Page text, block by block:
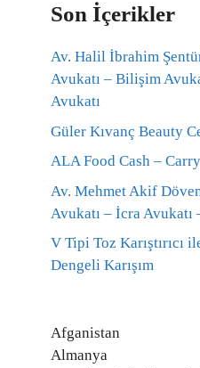
Son İçerikler
Av. Halil İbrahim
Avukatı – Bilişim
Avukatı
Güler Kıvanç Beauty
ALA Food Cash – Carry
Av. Mehmet Akif
Avukatı – İcra Avukatı
V Tipi Toz Karıştırıcı
Dengeli Karışım
Afganistan
Almanya